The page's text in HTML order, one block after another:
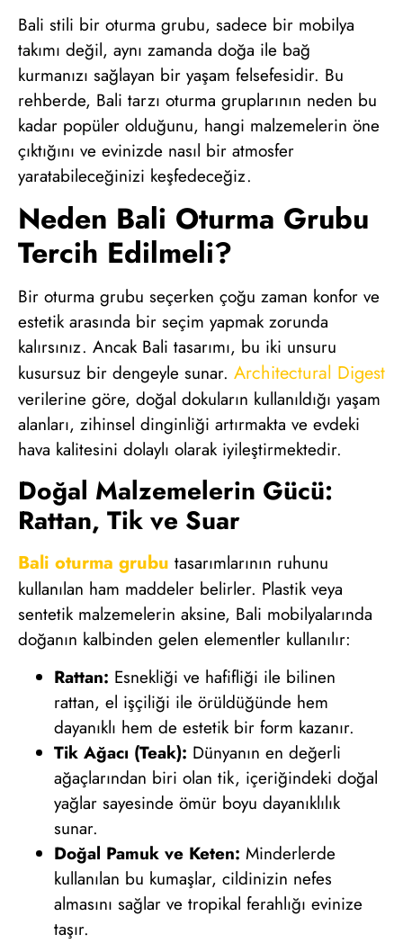
Bali stili bir oturma grubu, sadece bir mobilya
takımı değil, aynı zamanda doğa ile bağ
kurmanızı sağlayan bir yaşam felsefesidir. Bu
rehberde, Bali tarzı oturma gruplarının neden bu
kadar popüler olduğunu, hangi malzemelerin öne
çıktığını ve evinizde nasıl bir atmosfer
yaratabileceğinizi keşfedeceğiz.
Neden Bali Oturma Grubu
Tercih Edilmeli?
Bir oturma grubu seçerken çoğu zaman konfor ve
estetik arasında bir seçim yapmak zorunda
kalırsınız. Ancak Bali tasarımı, bu iki unsuru
kusursuz bir dengeyle sunar. Architectural Digest
verilerine göre, doğal dokuların kullanıldığı yaşam
alanları, zihinsel dinginliği artırmakta ve evdeki
hava kalitesini dolaylı olarak iyileştirmektedir.
Doğal Malzemelerin Gücü:
Rattan, Tik ve Suar
Bali oturma grubu tasarımlarının ruhunu
kullanılan ham maddeler belirler. Plastik veya
sentetik malzemelerin aksine, Bali mobilyalarında
doğanın kalbinden gelen elementler kullanılır:
Rattan: Esnekliği ve hafifliği ile bilinen
rattan, el işçiliği ile örüldüğünde hem
dayanıklı hem de estetik bir form kazanır.
Tik Ağacı (Teak): Dünyanın en değerli
ağaçlarından biri olan tik, içeriğindeki doğal
yağlar sayesinde ömür boyu dayanıklılık
sunar.
Doğal Pamuk ve Keten: Minderlerde
kullanılan bu kumaşlar, cildinizin nefes
almasını sağlar ve tropikal ferahlığı evinize
taşır.